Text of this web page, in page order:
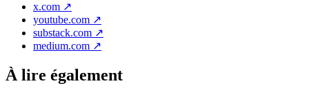
x.com ↗
youtube.com ↗
substack.com ↗
medium.com ↗
À lire également